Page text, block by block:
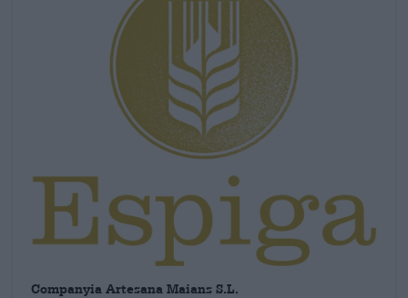
Companyia Artesana Maians S.L.